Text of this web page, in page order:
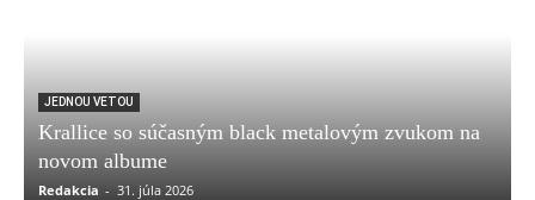
JEDNOU VETOU
Krallice so súčasným black metalovým zvukom na
novom albume
Redakcia - 31. júla 2026